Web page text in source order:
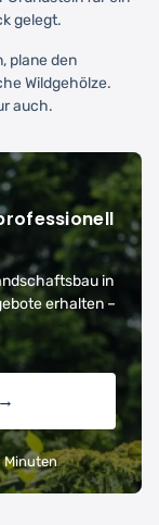
gelegt.
plane den
Wildgehölze.
auch.
in
erhalten –
→
Minuten